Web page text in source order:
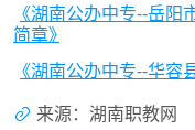
《湖南公办中专--岳
简章》
《湖南公办中专--华容
来源：湖南职教网